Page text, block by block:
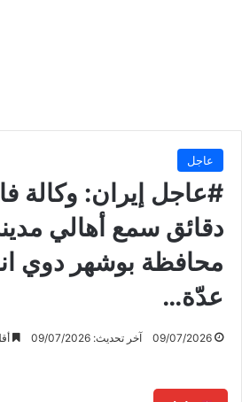
عاجل
#عاجل إيران: وكالة
دقائق سمع أهالي
محافظة بوشهر دوي
عدّة…
09/07/2026 آخر تحديث: 09/07/2026